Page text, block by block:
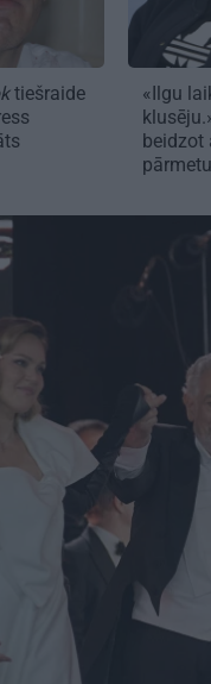
tiešraide
«Ilgu
beidzot